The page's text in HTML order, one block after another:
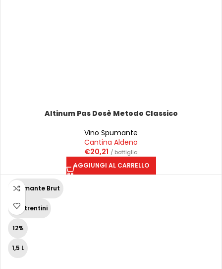
Altinum Pas Dosè Metodo Classico
Vino Spumante
Cantina Aldeno
€20,21 / bottiglia
AGGIUNGI AL CARRELLO
Spumante Brut
Vini trentini
12%
1,5 L